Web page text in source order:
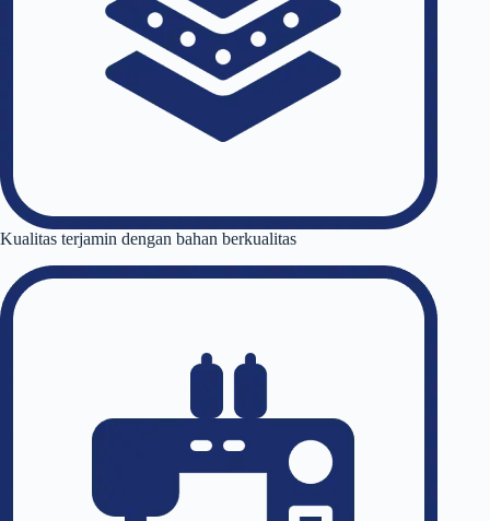
Kualitas terjamin dengan bahan berkualitas